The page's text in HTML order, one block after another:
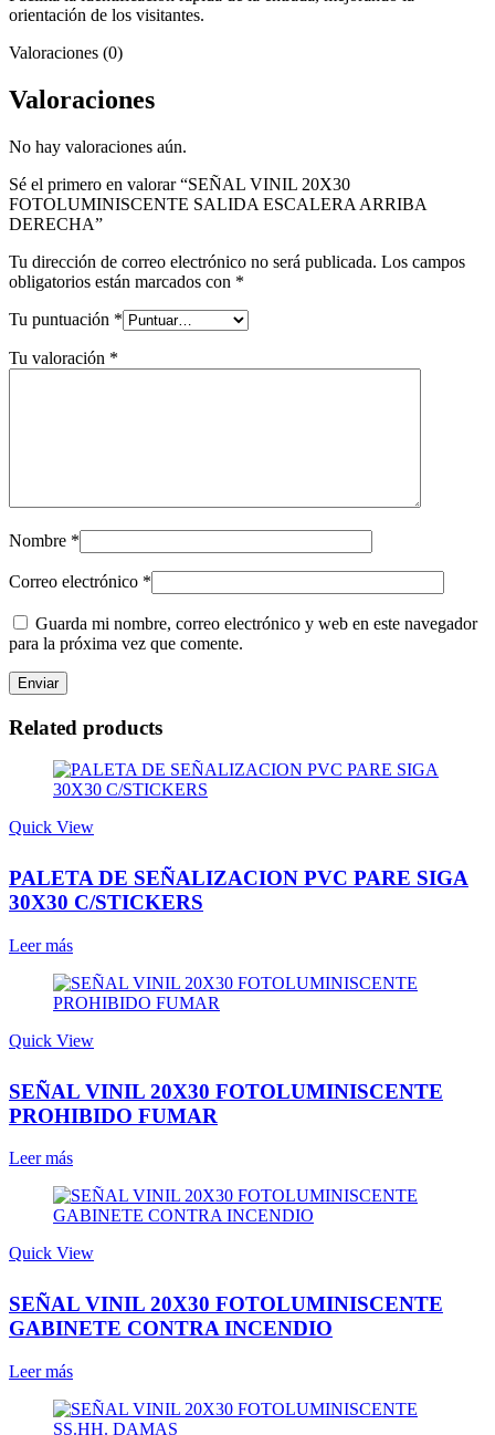
orientación de los visitantes.
Valoraciones (0)
Valoraciones
No hay valoraciones aún.
Sé el primero en valorar “SEÑAL VINIL 20X30
FOTOLUMINISCENTE SALIDA ESCALERA ARRIBA
DERECHA”
Tu dirección de correo electrónico no será publicada. Los campos
obligatorios están marcados con *
Tu puntuación *
Tu valoración *
Nombre *
Correo electrónico *
Guarda mi nombre, correo electrónico y web en este navegador
para la próxima vez que comente.
Related products
Quick View
PALETA DE SEÑALIZACION PVC PARE SIGA
30X30 C/STICKERS
Leer más
Quick View
SEÑAL VINIL 20X30 FOTOLUMINISCENTE
PROHIBIDO FUMAR
Leer más
Quick View
SEÑAL VINIL 20X30 FOTOLUMINISCENTE
GABINETE CONTRA INCENDIO
Leer más